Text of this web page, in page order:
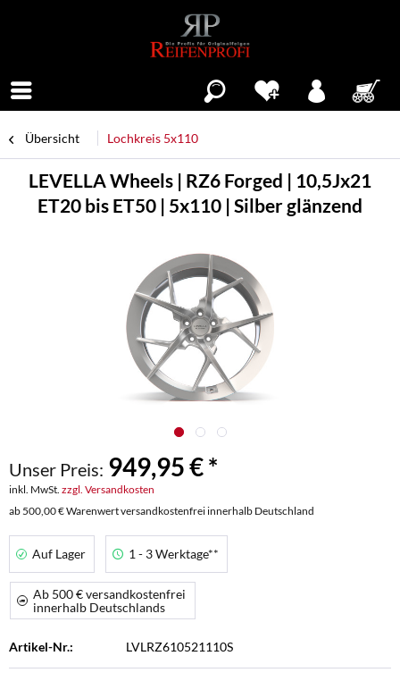
Übersicht Lochkreis 5x110
LEVELLA Wheels | RZ6 Forged | 10,5Jx21
ET20 bis ET50 | 5x110 | Silber glänzend
Unser Preis: 949,95 € *
inkl. MwSt. zzgl. Versandkosten
ab 500,00 € Warenwert versandkostenfrei innerhalb Deutschland
Auf Lager 1 - 3 Werktage**
Ab 500 € versandkostenfrei
innerhalb Deutschlands
Artikel-Nr.: LVLRZ610521110S